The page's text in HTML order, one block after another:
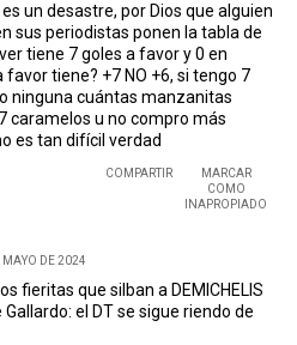
un desastre, por Dios que alguien
sus periodistas ponen la tabla de
tiene 7 goles a favor y 0 en
tiene? +7 NO +6, si tengo 7
ninguna cuántas manzanitas
caramelos u no compro más
es tan difícil verdad
COMPARTIR
MARCAR
COMO
INAPROPIADO
MAYO DE 2024
fieritas que silban a DEMICHELIS
el DT se sigue riendo de